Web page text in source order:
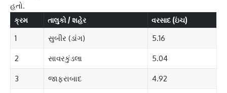
હતો.
ક્રમ તાલુકો / શહેર વરસાદ (ઇંચ)
1 સુબીર (ડાંગ) 5.16
2 સાવરકુંડલા 5.04
3 જાફરાબાદ 4.92